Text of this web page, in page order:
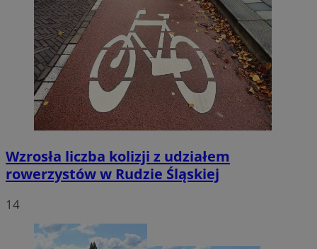
Wzrosła liczba kolizji z udziałem
rowerzystów w Rudzie Śląskiej
14